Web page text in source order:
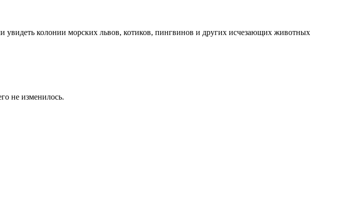
увидеть колонии морских львов, котиков, пингвинов и других исчезающих животных
не изменилось.